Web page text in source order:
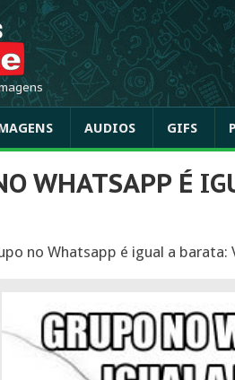
AUDIOS GIFS
WHATSAPP É
no Whatsapp é igual a barata: